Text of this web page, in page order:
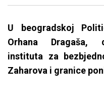
U beogradskoj
Orhana Dragaša,
instituta za
Zaharova i granice